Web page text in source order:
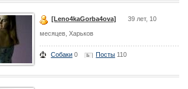
[Leno4kaGorba4ova] 39 лет, 10
месяцев, Харьков
Собаки 0 Посты 110